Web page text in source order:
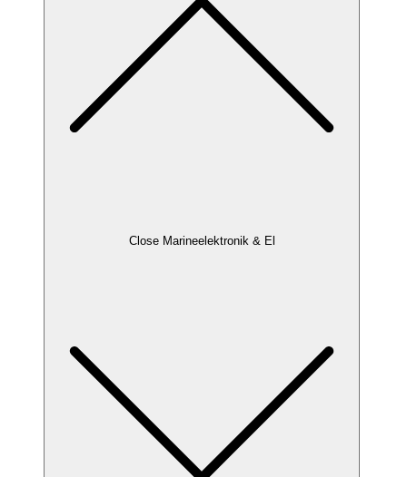
Close Marineelektronik & El